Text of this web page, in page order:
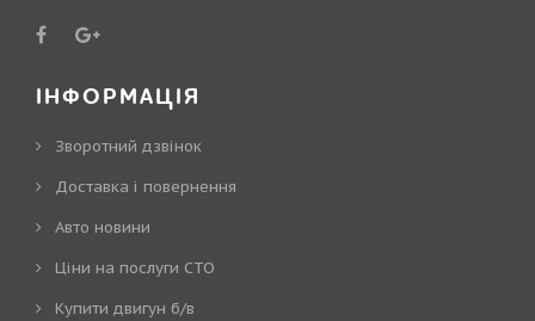
ІНФОРМАЦІЯ
Зворотний дзвінок
Доставка і повернення
Авто новини
Ціни на послуги СТО
Купити двигун б/в